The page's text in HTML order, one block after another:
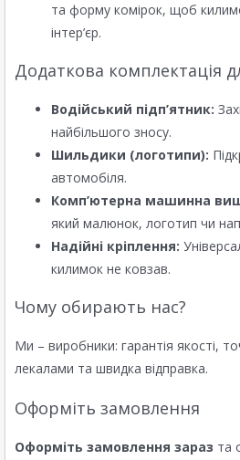
та форму комірок, щоб
інтер’єр.
Додаткова комплектація
Водійський підп’ятник:
найбільшого зносу.
Шильдики (логотипи):
автомобіля.
Комп’ютерна машинна
який малюнок, логотип чи
Надійні кріплення:
килимок не ковзав.
Чому обирають нас?
Ми – виробники: гарантія якості,
лекалами та швидка відправка.
Оформіть замовлення
Оформіть замовлення зараз та